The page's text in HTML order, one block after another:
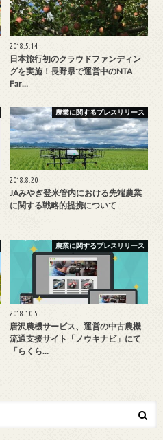
2018.5.14
日本旅行初のクラウドファンディン
グを実施！長野県で運営中のNTA
Far…
農業に関するプレスリリース
2018.8.20
JAみやぎ登米管内における先端農業
に関する戦略的提携について
農業に関するプレスリリース
2018.10.5
唐沢農機サービス、運営の中古農機
流通支援サイト「ノウキナビ」にて
「らくら…